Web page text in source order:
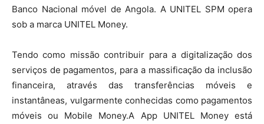
Banco Nacional móvel de Angola. A UNITEL SPM opera
sob a marca UNITEL Money.
Tendo como missão contribuir para a digitalização dos
serviços de pagamentos, para a massificação da inclusão
financeira, através das transferências móveis e
instantâneas, vulgarmente conhecidas como pagamentos
móveis ou Mobile Money.A App UNITEL Money está